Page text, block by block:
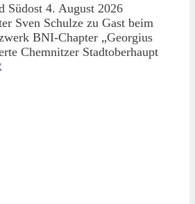
Südost 4. August 2026
Sven Schulze zu Gast beim
BNI-Chapter „Georgius
Chemnitzer Stadtoberhaupt